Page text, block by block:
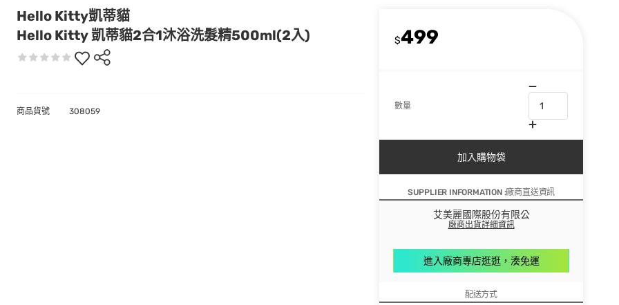
Hello Kitty凱蒂貓
Hello Kitty 凱蒂貓2合1沐浴洗髮精500ml(2入)
$499
數量
加入購物袋
SUPPLIER INFORMATION :廠商直送資訊
艾美麗國際股份有限公
廠商出貨詳細資訊
進入廠商專店逛逛，湊免運
配送方式
商品貨號 308059